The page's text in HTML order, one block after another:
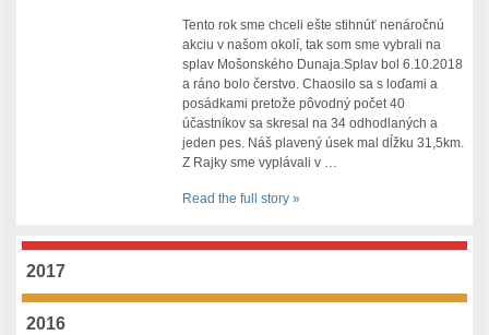
Tento rok sme chceli ešte stihnúť nenáročnú
akciu v našom okolí, tak som sme vybrali na
splav Mošonského Dunaja.Splav bol 6.10.2018
a ráno bolo čerstvo. Chaosilo sa s loďami a
posádkami pretože pôvodný počet 40
účastníkov sa skresal na 34 odhodlaných a
jeden pes. Náš plavený úsek mal dĺžku 31,5km.
Z Rajky sme vyplávali v …
Read the full story »
2017
2016